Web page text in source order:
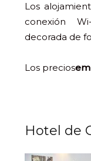
Los
conexión
decorada de
Los precios
Hotel de